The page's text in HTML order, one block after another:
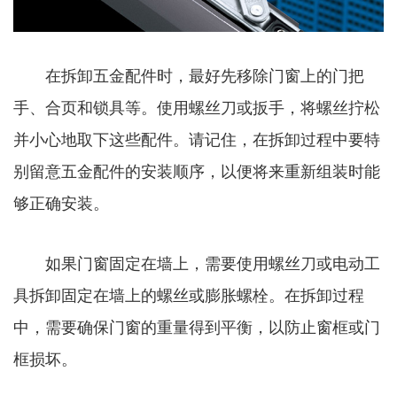
在拆卸五金配件时，最好先移除门窗上的门把
手、合页和锁具等。使用螺丝刀或扳手，将螺丝拧松
并小心地取下这些配件。请记住，在拆卸过程中要特
别留意五金配件的安装顺序，以便将来重新组装时能
够正确安装。
如果门窗固定在墙上，需要使用螺丝刀或电动工
具拆卸固定在墙上的螺丝或膨胀螺栓。在拆卸过程
中，需要确保门窗的重量得到平衡，以防止窗框或门
框损坏。